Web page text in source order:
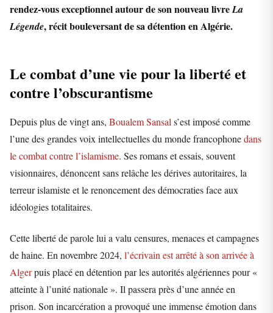
rendez-vous exceptionnel autour de son nouveau livreLa
Légende, récit bouleversant de sa détention en Algérie.
Le combat d’une vie pour la liberté et
contre l’obscurantisme
Depuis plus de vingt ans, Boualem Sansals’est imposé comme
l’une des grandes voix intellectuelles du monde francophonedans
le combat contre l’islamisme. Ses romans et essais, souvent
visionnaires, dénoncent sans relâche les dérives autoritaires, la
terreur islamiste et le renoncement des démocraties face aux
idéologies totalitaires.
Cette liberté de parole lui a valu censures, menaces et campagnes
de haine. En novembre 2024, l’écrivain est arrêté à son arrivée à
Algerpuis placé en détention par les autorités algériennes pour «
atteinte à l’unité nationale ». Il passera près d’une année en
prison. Son incarcération a provoqué une immense émotion dans